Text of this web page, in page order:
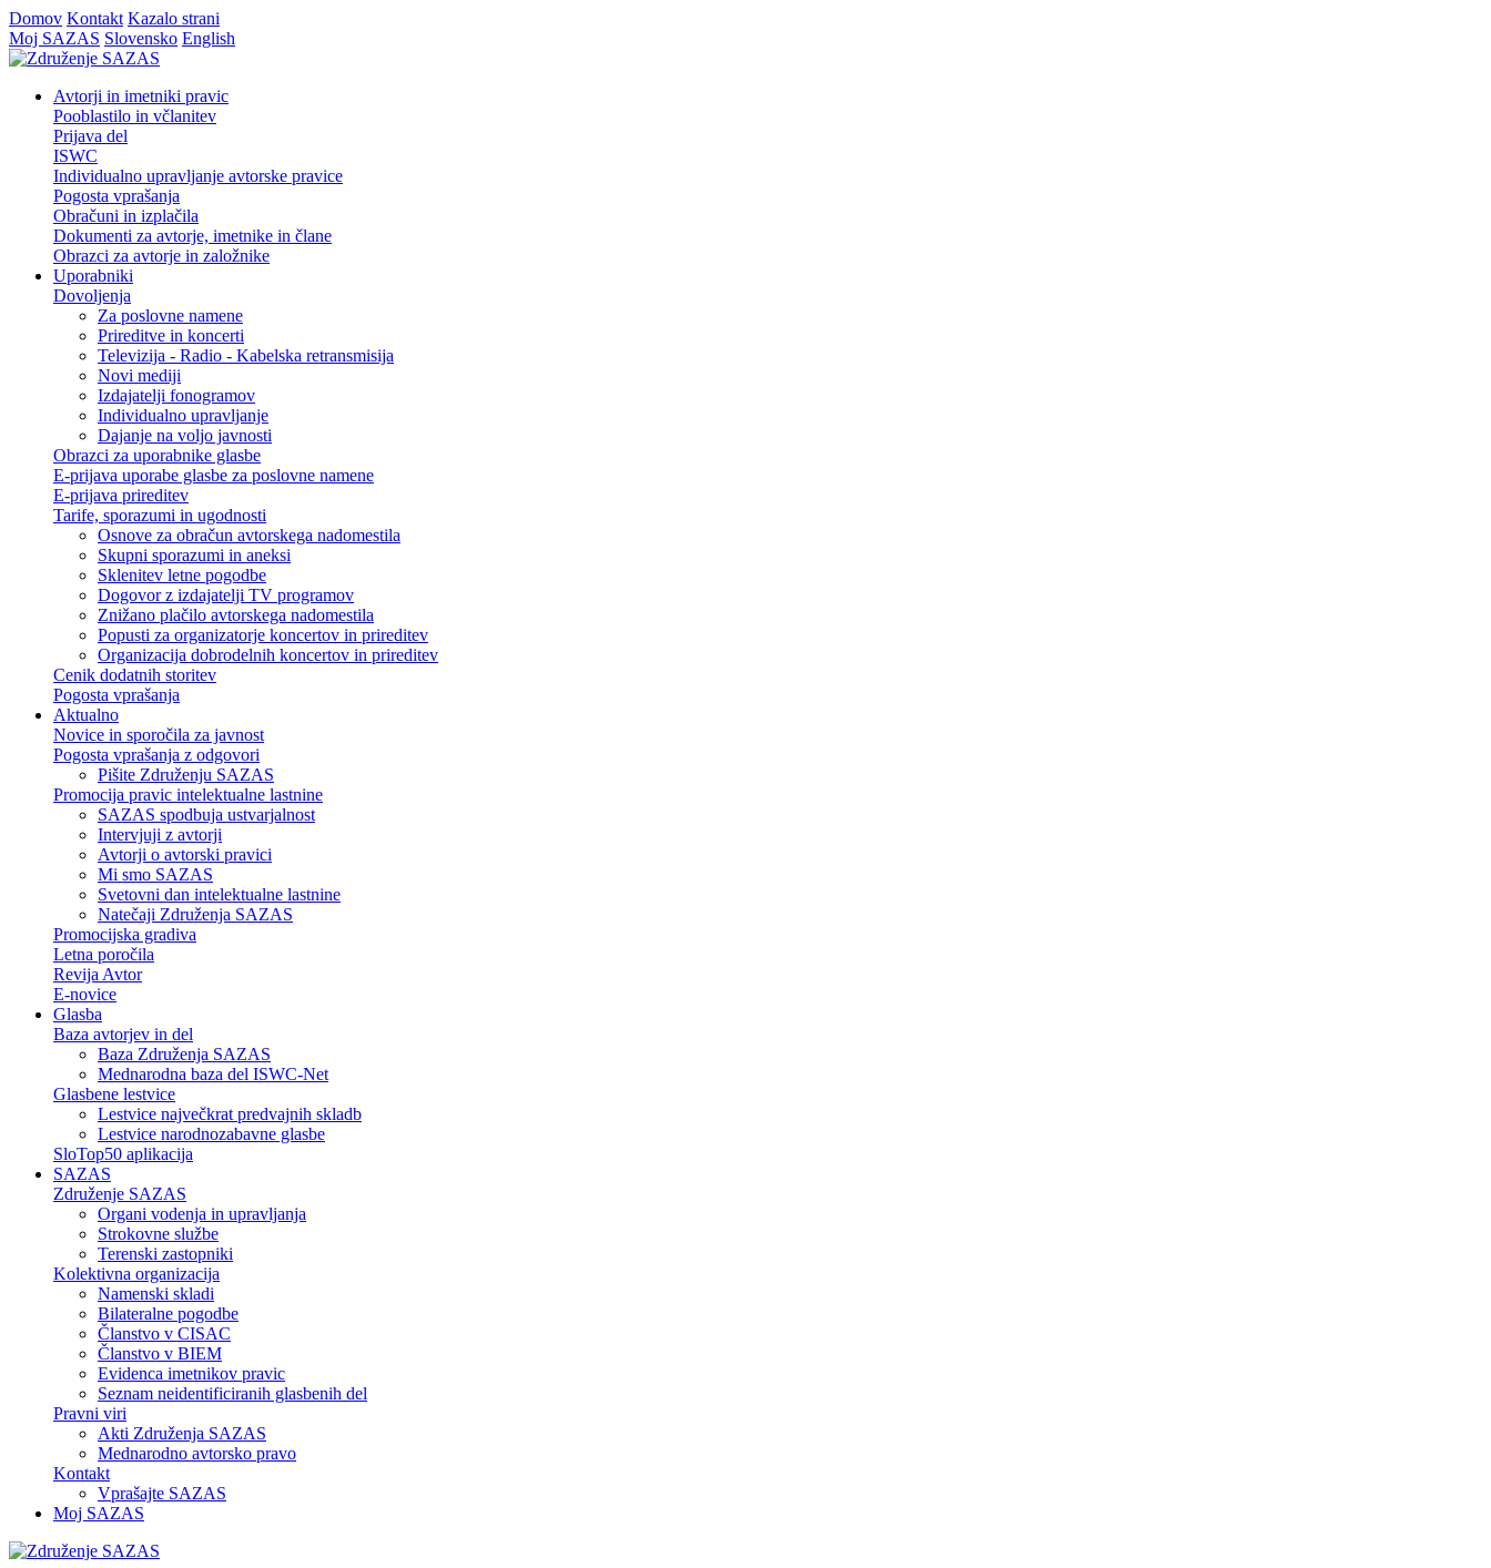
Domov Kontakt Kazalo strani
Moj SAZAS Slovensko English
Avtorji in imetniki pravic
Pooblastilo in včlanitev
Prijava del
ISWC
Individualno upravljanje avtorske pravice
Pogosta vprašanja
Obračuni in izplačila
Dokumenti za avtorje, imetnike in člane
Obrazci za avtorje in založnike
Uporabniki
Dovoljenja
Za poslovne namene
Prireditve in koncerti
Televizija - Radio - Kabelska retransmisija
Novi mediji
Izdajatelji fonogramov
Individualno upravljanje
Dajanje na voljo javnosti
Obrazci za uporabnike glasbe
E-prijava uporabe glasbe za poslovne namene
E-prijava prireditev
Tarife, sporazumi in ugodnosti
Osnove za obračun avtorskega nadomestila
Skupni sporazumi in aneksi
Sklenitev letne pogodbe
Dogovor z izdajatelji TV programov
Znižano plačilo avtorskega nadomestila
Popusti za organizatorje koncertov in prireditev
Organizacija dobrodelnih koncertov in prireditev
Cenik dodatnih storitev
Pogosta vprašanja
Aktualno
Novice in sporočila za javnost
Pogosta vprašanja z odgovori
Pišite Združenju SAZAS
Promocija pravic intelektualne lastnine
SAZAS spodbuja ustvarjalnost
Intervjuji z avtorji
Avtorji o avtorski pravici
Mi smo SAZAS
Svetovni dan intelektualne lastnine
Natečaji Združenja SAZAS
Promocijska gradiva
Letna poročila
Revija Avtor
E-novice
Glasba
Baza avtorjev in del
Baza Združenja SAZAS
Mednarodna baza del ISWC-Net
Glasbene lestvice
Lestvice največkrat predvajnih skladb
Lestvice narodnozabavne glasbe
SloTop50 aplikacija
SAZAS
Združenje SAZAS
Organi vodenja in upravljanja
Strokovne službe
Terenski zastopniki
Kolektivna organizacija
Namenski skladi
Bilateralne pogodbe
Članstvo v CISAC
Članstvo v BIEM
Evidenca imetnikov pravic
Seznam neidentificiranih glasbenih del
Pravni viri
Akti Združenja SAZAS
Mednarodno avtorsko pravo
Kontakt
Vprašajte SAZAS
Moj SAZAS